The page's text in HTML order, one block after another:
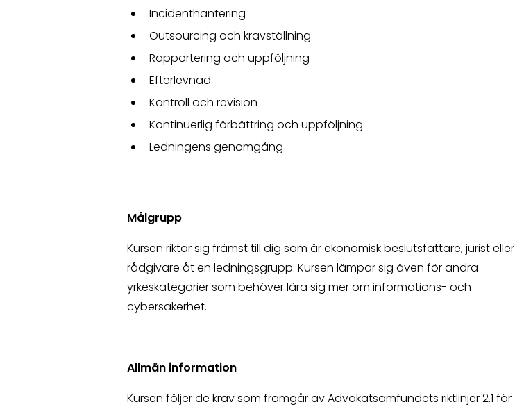
Incidenthantering
Outsourcing och kravställning
Rapportering och uppföljning
Efterlevnad
Kontroll och revision
Kontinuerlig förbättring och uppföljning
Ledningens genomgång
Målgrupp
Kursen riktar sig främst till dig som är ekonomisk beslutsfattare, jurist eller
rådgivare åt en ledningsgrupp. Kursen lämpar sig även för andra
yrkeskategorier som behöver lära sig mer om informations- och
cybersäkerhet.
Allmän information
Kursen följer de krav som framgår av Advokatsamfundets riktlinjer 2.1 för